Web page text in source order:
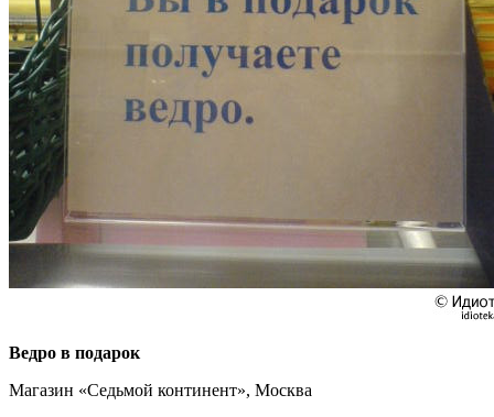
Ведро в подарок
Магазин «Седьмой континент», Москва